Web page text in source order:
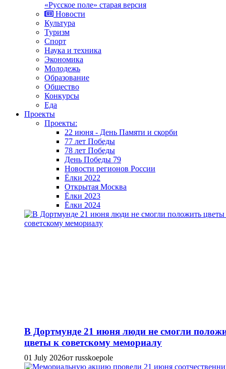
«Русское поле» старая версия
Новости
Культура
Туризм
Спорт
Наука и техника
Экономика
Молодежь
Образование
Общество
Конкурсы
Еда
Проекты
Проекты:
22 июня - День Памяти и скорби
77 лет Победы
78 лет Победы
День Победы 79
Новости регионов России
Ёлки 2022
Открытая Москва
Ёлки 2023
Ёлки 2024
В Дортмунде 21 июня люди не смогли
цветы к советскому мемориалу
01 July 2026от russkoepole